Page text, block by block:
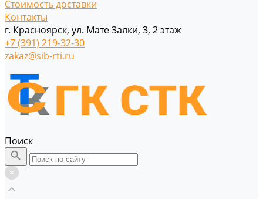
Стоимость доставки
Контакты
г. Красноярск, ул. Мате Залки, 3, 2 этаж
+7 (391) 219-32-30
zakaz@sib-rti.ru
Поиск